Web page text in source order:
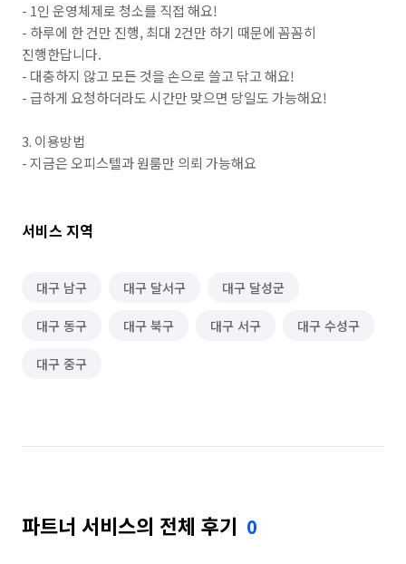
- 1인 운영체제로 청소를 직접 해요!
- 하루에 한 건만 진행, 최대 2건만 하기 때문에 꼼꼼히
진행한답니다.
- 대충하지 않고 모든 것을 손으로 쓸고 닦고 해요!
- 급하게 요청하더라도 시간만 맞으면 당일도 가능해요!
3. 이용방법
- 지금은 오피스텔과 원룸만 의뢰 가능해요
서비스 지역
대구 남구 대구 달서구 대구 달성군
대구 동구 대구 북구 대구 서구 대구 수성구
대구 중구
파트너 서비스의 전체 후기 0